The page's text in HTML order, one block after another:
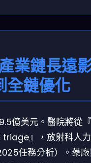
業鏈長遠
全鏈優化
億美元。醫院將從
triage』，放射科人
任務分析）。藥